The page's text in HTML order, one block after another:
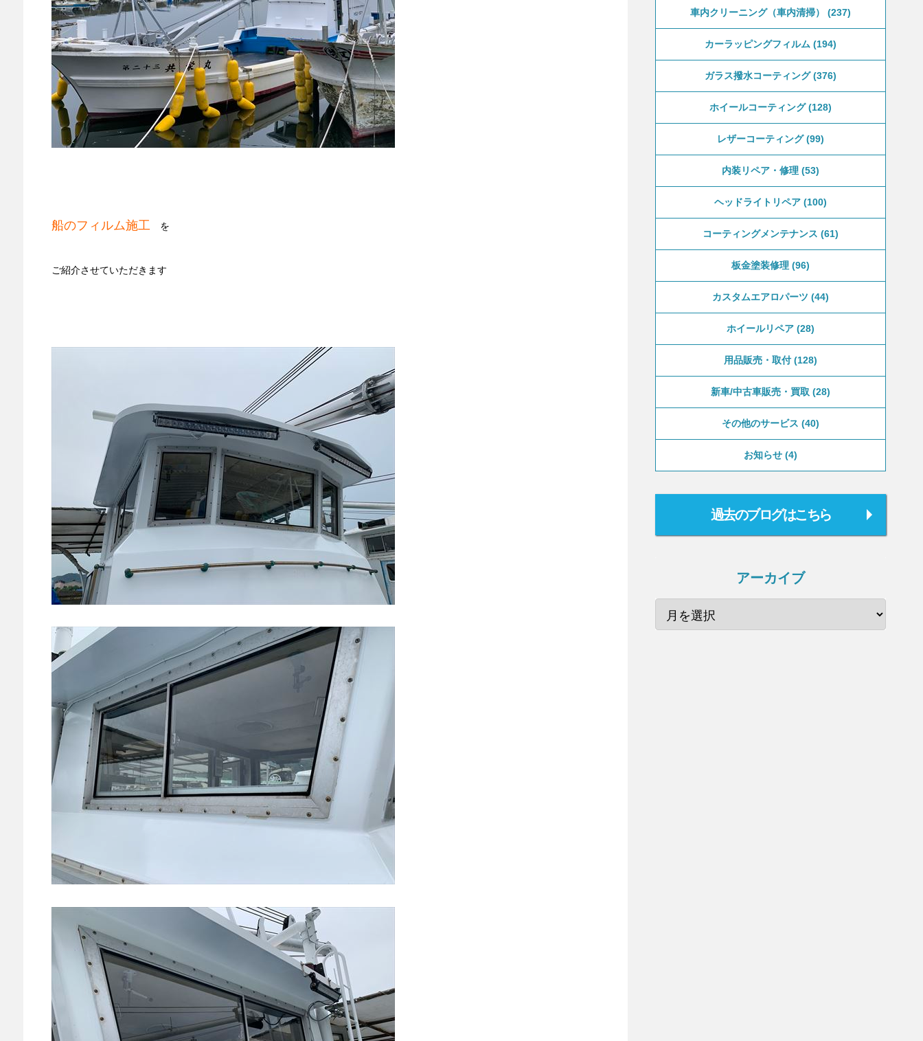
船のフィルム施工 を
ご紹介させていただきます
車内クリーニング（車内清掃） 237
カーラッピングフィルム 194
ガラス撥水コーティング 376
ホイールコーティング 128
レザーコーティング 99
内装リペア・修理 53
ヘッドライトリペア 100
コーティングメンテナンス 61
板金塗装修理 96
カスタムエアロパーツ 44
ホイールリペア 28
用品販売・取付 128
新車/中古車販売・買取 28
その他のサービス 40
お知らせ 4
過去のブログはこちら
アーカイブ